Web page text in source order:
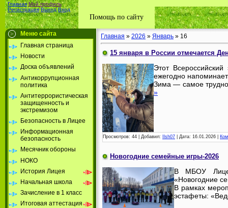
Главная Мой профиль
Регистрация Выход Вход
Помощь по сайту
Меню сайта
Главная страница
Новости
Доска объявлений
Антикоррупционная
политика
Антитеррористическая
защищенность и
экстремизом
Безопасность в Лицее
Информационная
безопасность
Месячник обороны
НОКО
История Лицея
Начальная школа
Зачисление в 1 класс
Итоговая аттестация
Главная » 2026 » Январь » 16
15 января в России отмечается
Этот Всероссийский
ежегодно
Зима — самое
»
Просмотров: 44 Добавил: Ilsh07 Дата: 16.01.2026
Новогодние семейные игры-2026
В МБОУ Лицей
«Новогодние
В рамках
эстафеты: